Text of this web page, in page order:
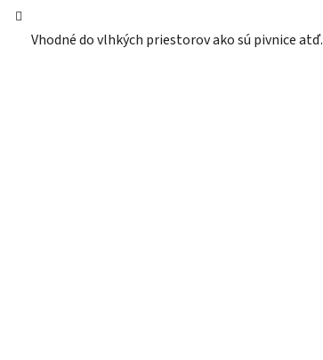
Vhodné do vlhkých priestorov ako sú pivnice atď.